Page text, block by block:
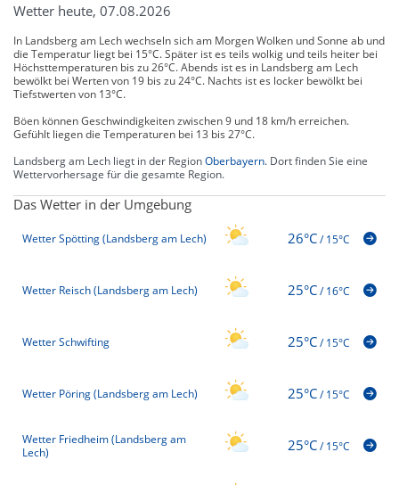
Wetter heute, 07.08.2026
In Landsberg am Lech wechseln sich am Morgen Wolken und Sonne ab und
die Temperatur liegt bei 15°C. Später ist es teils wolkig und teils heiter bei
Höchsttemperaturen bis zu 26°C. Abends ist es in Landsberg am Lech
bewölkt bei Werten von 19 bis zu 24°C. Nachts ist es locker bewölkt bei
Tiefstwerten von 13°C.
Böen können Geschwindigkeiten zwischen 9 und 18 km/h erreichen.
Gefühlt liegen die Temperaturen bei 13 bis 27°C.
Landsberg am Lech liegt in der RegionOberbayern. Dort finden Sie eine
Wettervorhersage für die gesamte Region.
Das Wetter in der Umgebung
Wetter Spötting (Landsberg am Lech) 26°C/15°C
Wetter Reisch (Landsberg am Lech) 25°C/16°C
Wetter Schwifting 25°C/15°C
Wetter Pöring (Landsberg am Lech) 25°C/15°C
Wetter Friedheim (Landsberg am
Lech)
25°C/15°C